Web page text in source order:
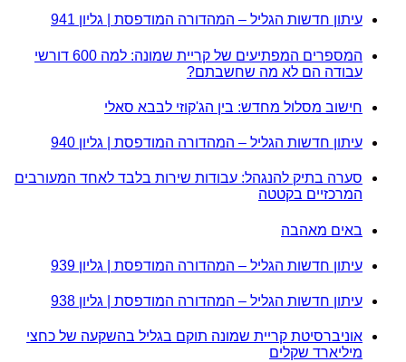
עיתון חדשות הגליל – המהדורה המודפסת | גליון 941
המספרים המפתיעים של קריית שמונה: למה 600 דורשי
עבודה הם לא מה שחשבתם?
חישוב מסלול מחדש: בין הג'קוזי לבבא סאלי
עיתון חדשות הגליל – המהדורה המודפסת | גליון 940
סערה בתיק להנגהל: עבודות שירות בלבד לאחד המעורבים
המרכזיים בקטטה
באים מאהבה
עיתון חדשות הגליל – המהדורה המודפסת | גליון 939
עיתון חדשות הגליל – המהדורה המודפסת | גליון 938
אוניברסיטת קריית שמונה תוקם בגליל בהשקעה של כחצי
מיליארד שקלים